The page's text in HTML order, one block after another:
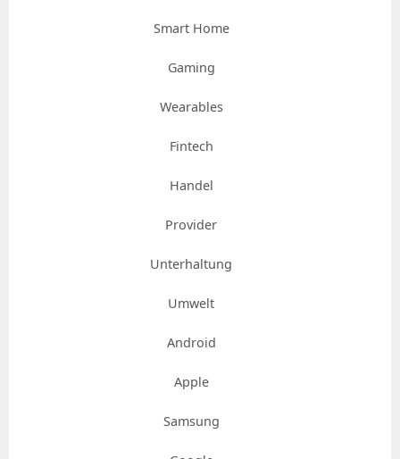
Smart Home
Gaming
Wearables
Fintech
Handel
Provider
Unterhaltung
Umwelt
Android
Apple
Samsung